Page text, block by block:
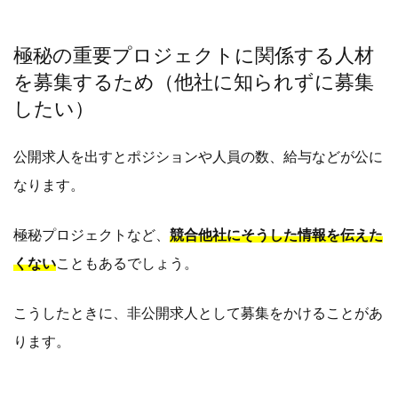
極秘の重要プロジェクトに関係する人材
を募集するため（他社に知られずに募集
したい）
公開求人を出すとポジションや人員の数、給与などが公に
なります。
極秘プロジェクトなど、 競合他社にそうした情報を伝えた
くないこともあるでしょう。
こうしたときに、非公開求人として募集をかけることがあ
ります。